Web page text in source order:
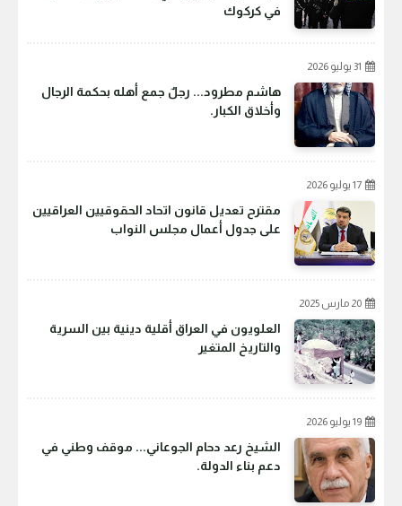
في كركوك
31 يوليو 2026
هاشم مطرود... رجلٌ جمع أهله بحكمة الرجال
وأخلاق الكبار.
17 يوليو 2026
مقترح تعديل قانون اتحاد الحقوقيين العراقيين
على جدول أعمال مجلس النواب
20 مارس 2025
العلويون في العراق أقلية دينية بين السرية
والتاريخ المتغير
19 يوليو 2026
الشيخ رعد دحام الجوعاني... موقف وطني في
دعم بناء الدولة.